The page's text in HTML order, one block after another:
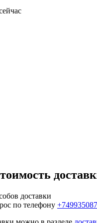
доставки
по телефону